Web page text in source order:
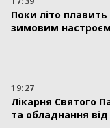
Поки літо плавить
зимовим настроєм
19:27
Лікарня Святого
та обладнання від